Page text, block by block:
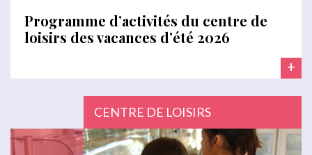
Programme d’activités du centre de
loisirs des vacances d’été 2026
+
CENTRE DE LOISIRS